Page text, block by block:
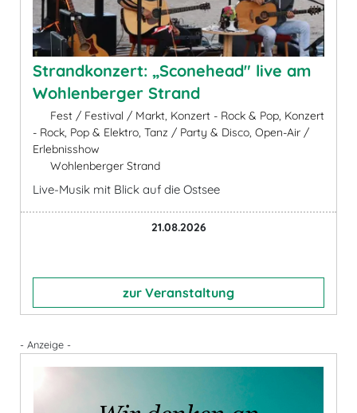
Strandkonzert: „Sconehead" live am
Wohlenberger Strand
Fest / Festival / Markt, Konzert - Rock & Pop, Konzert
- Rock, Pop & Elektro, Tanz / Party & Disco, Open-Air /
Erlebnisshow
Wohlenberger Strand
Live-Musik mit Blick auf die Ostsee
21.08.2026
zur Veranstaltung
- Anzeige -